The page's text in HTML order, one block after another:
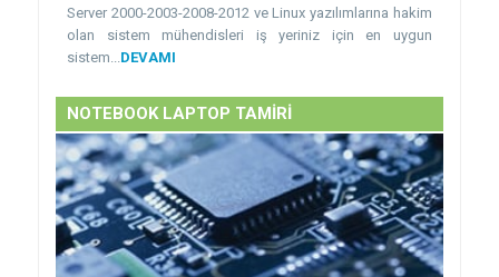
Server 2000-2003-2008-2012 ve Linux yazılımlarına hakim
olan sistem mühendisleri iş yeriniz için en uygun
sistem... DEVAMI
NOTEBOOK LAPTOP TAMİRİ